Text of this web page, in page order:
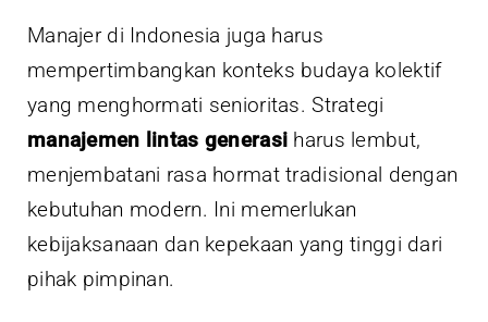
Manajer di Indonesia juga harus
mempertimbangkan konteks budaya kolektif
yang menghormati senioritas. Strategi
manajemen lintas generasi harus lembut,
menjembatani rasa hormat tradisional dengan
kebutuhan modern. Ini memerlukan
kebijaksanaan dan kepekaan yang tinggi dari
pihak pimpinan.